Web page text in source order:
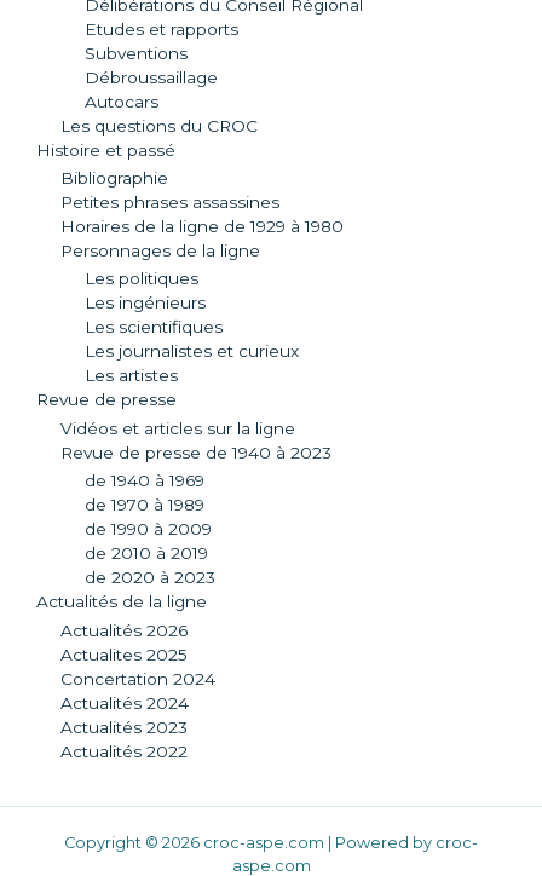
Délibérations du Conseil Régional
Etudes et rapports
Subventions
Débroussaillage
Autocars
Les questions du CROC
Histoire et passé
Bibliographie
Petites phrases assassines
Horaires de la ligne de 1929 à 1980
Personnages de la ligne
Les politiques
Les ingénieurs
Les scientifiques
Les journalistes et curieux
Les artistes
Revue de presse
Vidéos et articles sur la ligne
Revue de presse de 1940 à 2023
de 1940 à 1969
de 1970 à 1989
de 1990 à 2009
de 2010 à 2019
de 2020 à 2023
Actualités de la ligne
Actualités 2026
Actualites 2025
Concertation 2024
Actualités 2024
Actualités 2023
Actualités 2022
Copyright © 2026 croc-aspe.com | Powered by croc-
aspe.com